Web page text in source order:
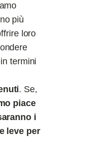
più
loro
termini
. Se,
piace
i
leve per